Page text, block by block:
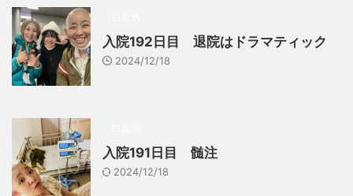
入院192日目 退院はドラマティック
2024/12/18
入院191日目 髄注
2024/12/18